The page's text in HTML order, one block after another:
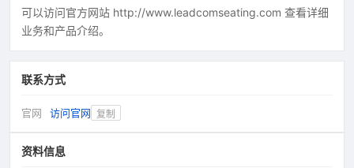
可以访问官方网站 http://www.leadcomseating.com 查看详细
业务和产品介绍。
联系方式
官网 访问官网 复制
资料信息